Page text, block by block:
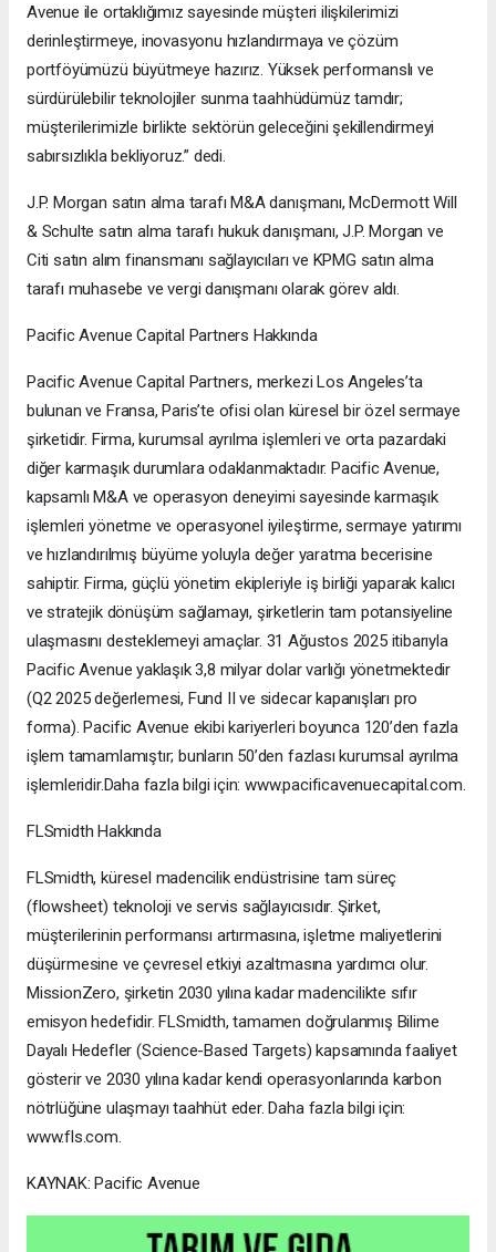
Avenue ile ortaklığımız sayesinde müşteri ilişkilerimizi
derinleştirmeye, inovasyonu hızlandırmaya ve çözüm
portföyümüzü büyütmeye hazırız. Yüksek performanslı ve
sürdürülebilir teknolojiler sunma taahhüdümüz tamdır;
müşterilerimizle birlikte sektörün geleceğini şekillendirmeyi
sabırsızlıkla bekliyoruz.” dedi.
J.P. Morgan satın alma tarafı M&A danışmanı, McDermott Will
& Schulte satın alma tarafı hukuk danışmanı, J.P. Morgan ve
Citi satın alım finansmanı sağlayıcıları ve KPMG satın alma
tarafı muhasebe ve vergi danışmanı olarak görev aldı.
Pacific Avenue Capital Partners Hakkında
Pacific Avenue Capital Partners, merkezi Los Angeles’ta
bulunan ve Fransa, Paris’te ofisi olan küresel bir özel sermaye
şirketidir. Firma, kurumsal ayrılma işlemleri ve orta pazardaki
diğer karmaşık durumlara odaklanmaktadır. Pacific Avenue,
kapsamlı M&A ve operasyon deneyimi sayesinde karmaşık
işlemleri yönetme ve operasyonel iyileştirme, sermaye yatırımı
ve hızlandırılmış büyüme yoluyla değer yaratma becerisine
sahiptir. Firma, güçlü yönetim ekipleriyle iş birliği yaparak kalıcı
ve stratejik dönüşüm sağlamayı, şirketlerin tam potansiyeline
ulaşmasını desteklemeyi amaçlar. 31 Ağustos 2025 itibarıyla
Pacific Avenue yaklaşık 3,8 milyar dolar varlığı yönetmektedir
(Q2 2025 değerlemesi, Fund II ve sidecar kapanışları pro
forma). Pacific Avenue ekibi kariyerleri boyunca 120’den fazla
işlem tamamlamıştır; bunların 50’den fazlası kurumsal ayrılma
işlemleridir.Daha fazla bilgi için: www.pacificavenuecapital.com.
FLSmidth Hakkında
FLSmidth, küresel madencilik endüstrisine tam süreç
(flowsheet) teknoloji ve servis sağlayıcısıdır. Şirket,
müşterilerinin performansı artırmasına, işletme maliyetlerini
düşürmesine ve çevresel etkiyi azaltmasına yardımcı olur.
MissionZero, şirketin 2030 yılına kadar madencilikte sıfır
emisyon hedefidir. FLSmidth, tamamen doğrulanmış Bilime
Dayalı Hedefler (Science-Based Targets) kapsamında faaliyet
gösterir ve 2030 yılına kadar kendi operasyonlarında karbon
nötrlüğüne ulaşmayı taahhüt eder. Daha fazla bilgi için:
www.fls.com.
KAYNAK: Pacific Avenue